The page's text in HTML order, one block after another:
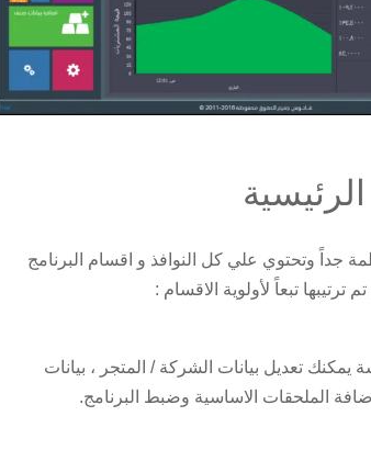
جداً وتحتوي علي كل النوافذ و اقسام البرنامج
ترتيبها تبعاً لأولوية الاقسام :
تعديل بيانات الشركة / المتجر ، بيانات
الملحقات الاساسية وضبط البرنامج.